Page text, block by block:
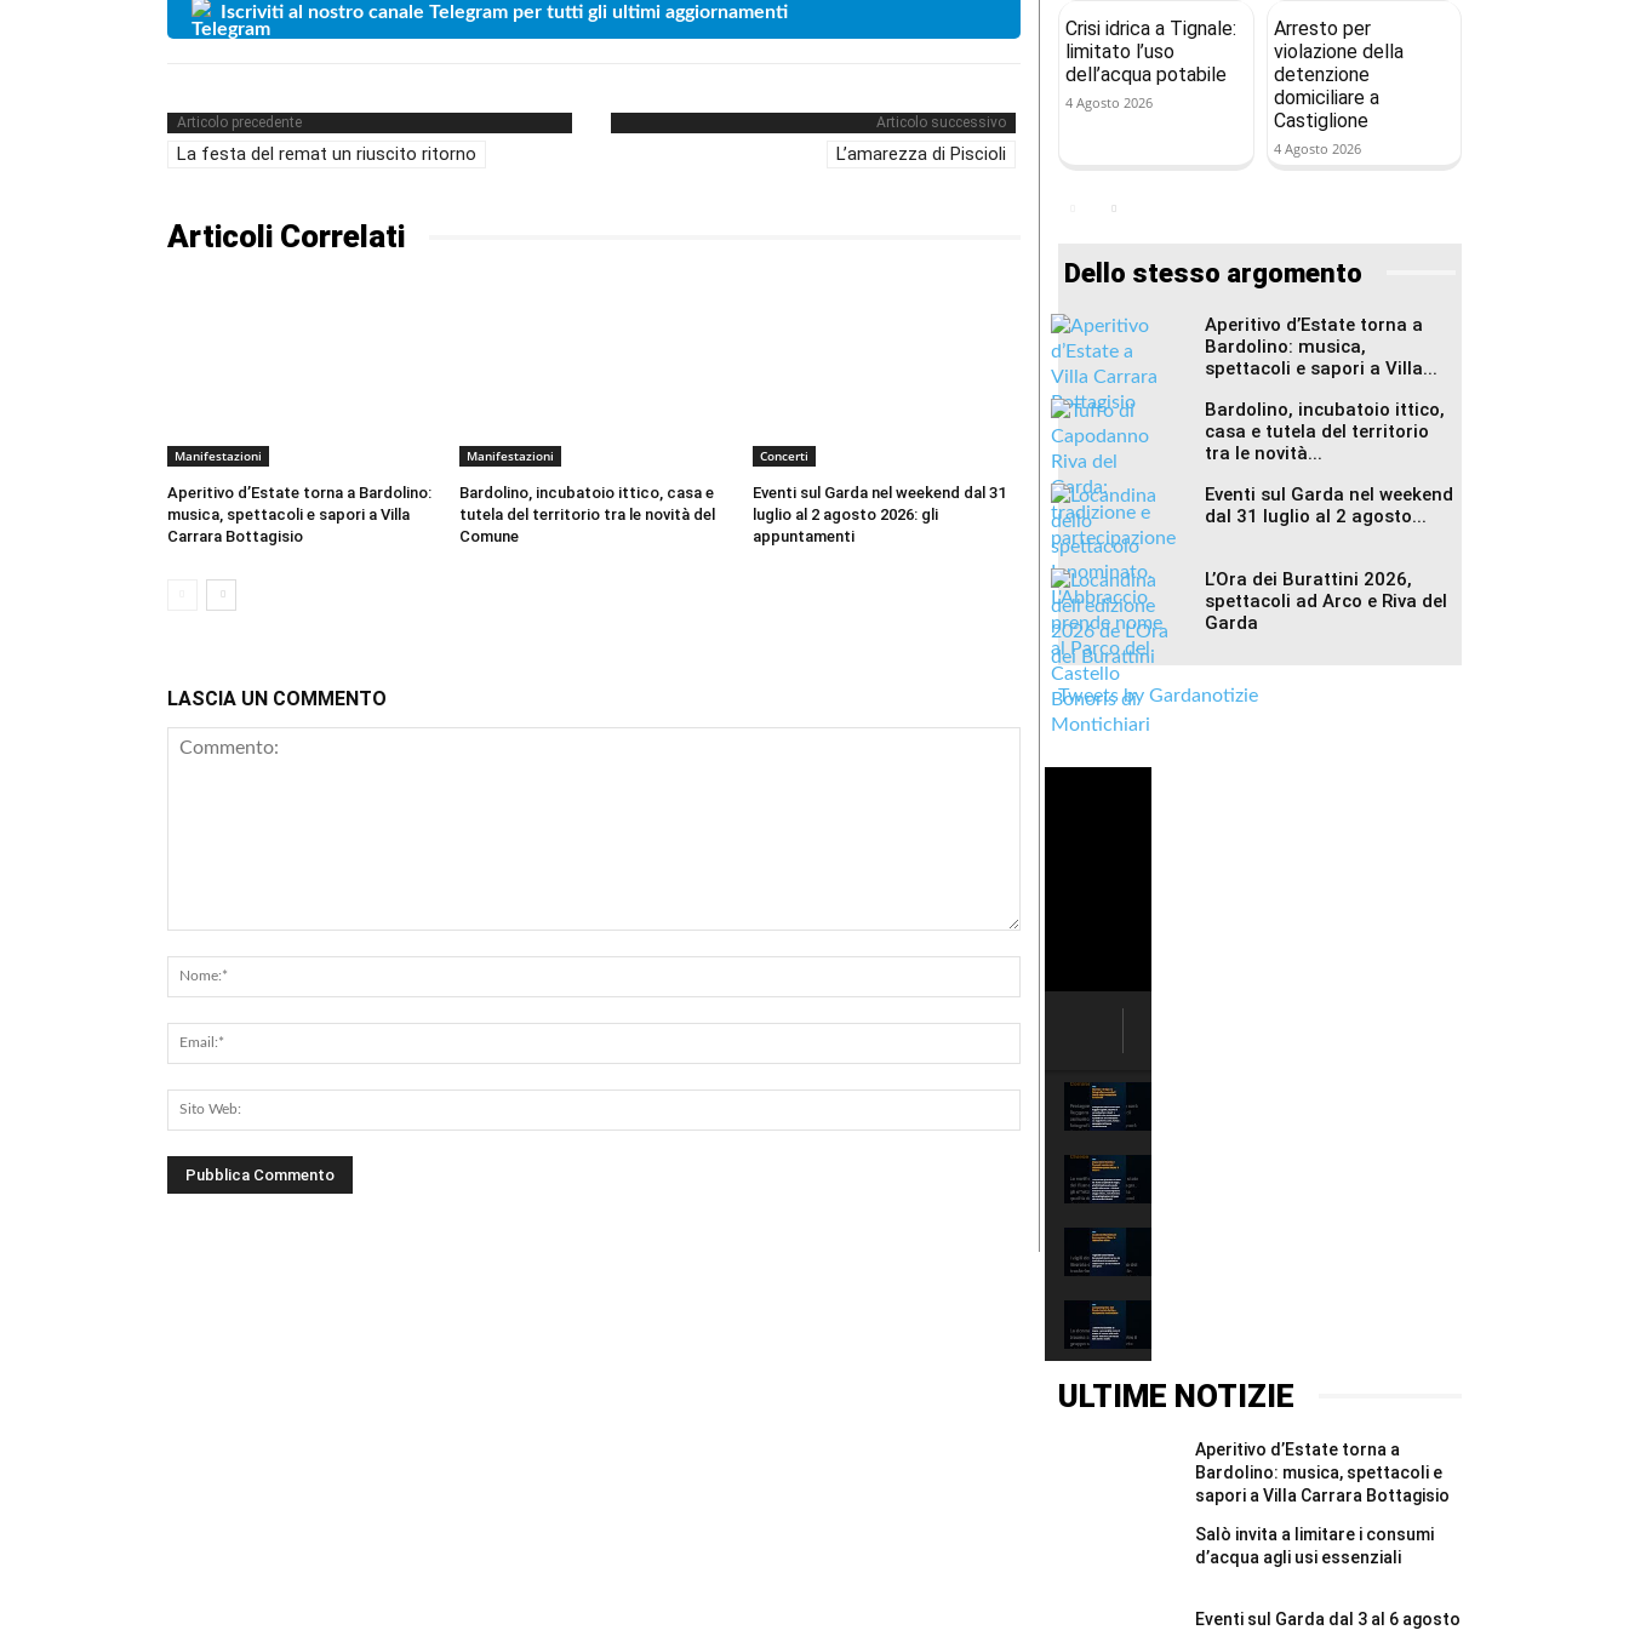
Iscriviti al nostro canale Telegram per tutti gli ultimi aggiornamenti
Articolo precedente
La festa del remat un riuscito ritorno
Articolo successivo
L’amarezza di Piscioli
Articoli Correlati
Manifestazioni
Aperitivo d’Estate torna a Bardolino:
musica, spettacoli e sapori a Villa
Carrara Bottagisio
Manifestazioni
Bardolino, incubatoio ittico, casa e
tutela del territorio tra le novità del
Comune
Concerti
Eventi sul Garda nel weekend dal 31
luglio al 2 agosto 2026: gli
appuntamenti
LASCIA UN COMMENTO
Crisi idrica a Tignale:
limitato l’uso
dell’acqua potabile
4 Agosto 2026
Arresto per
violazione della
detenzione
domiciliare a
Castiglione
4 Agosto 2026
Dello stesso argomento
Aperitivo d’Estate torna a
Bardolino: musica,
spettacoli e sapori a Villa...
Bardolino, incubatoio ittico,
casa e tutela del territorio
tra le novità...
Eventi sul Garda nel weekend
dal 31 luglio al 2 agosto...
L’Ora dei Burattini 2026,
spettacoli ad Arco e Riva del
Garda
Tweets by Gardanotizie
un
anno
turista
ferita
elicottero
#Shorts
ULTIME NOTIZIE
Aperitivo d’Estate torna a
Bardolino: musica, spettacoli e
sapori a Villa Carrara Bottagisio
Salò invita a limitare i consumi
d’acqua agli usi essenziali
Eventi sul Garda dal 3 al 6 agosto